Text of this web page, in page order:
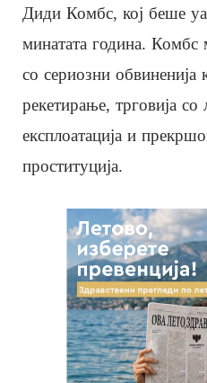
Диди Комбс, кој беше
минатата година. Комбс
со сериозни обвиненија
рекетирање, трговија со
експлоатација и
проституција.